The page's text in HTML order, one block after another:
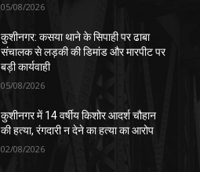
05/08/2026
कुशीनगर: कसया थाने के सिपाही पर ढाबा
संचालक से लड़की की डिमांड और मारपीट पर
बड़ी कार्यवाही
05/08/2026
कुशीनगर में 14 वर्षीय किशोर आदर्श चौहान
की हत्या, रंगदारी न देने का हत्या का आरोप
02/08/2026